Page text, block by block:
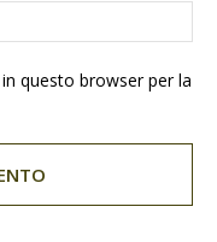
questo browser per la